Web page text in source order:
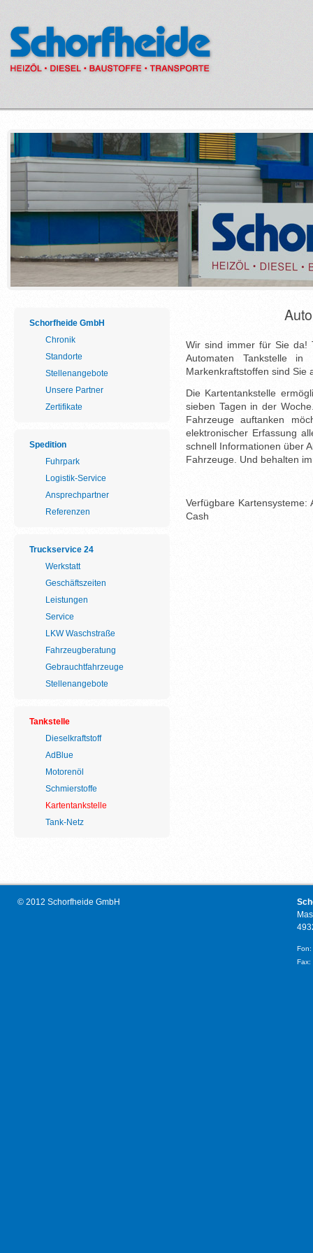
Schorfheide GmbH
Chronik
Standorte
Stellenangebote
Unsere Partner
Zertifikate
Spedition
Fuhrpark
Logistik-Service
Ansprechpartner
Referenzen
Truckservice 24
Werkstatt
Geschäftszeiten
Leistungen
Service
LKW Waschstraße
Fahrzeugberatung
Gebrauchtfahrzeuge
Stellenangebote
Tankstelle
Dieselkraftstoff
AdBlue
Motorenöl
Schmierstoffe
Kartentankstelle
Tank-Netz
Wir sind immer für Sie da!
Automaten Tankstelle
Markenkraftstoffen sind Sie
Die Kartentankstelle
sieben Tagen in der
Fahrzeuge auftanken
elektronischer Erfassung
schnell Informationen über
Fahrzeuge. Und behalten
Verfügbare Kartensysteme:
Cash
© 2012 Schorfheide GmbH
Fon:
Fax: